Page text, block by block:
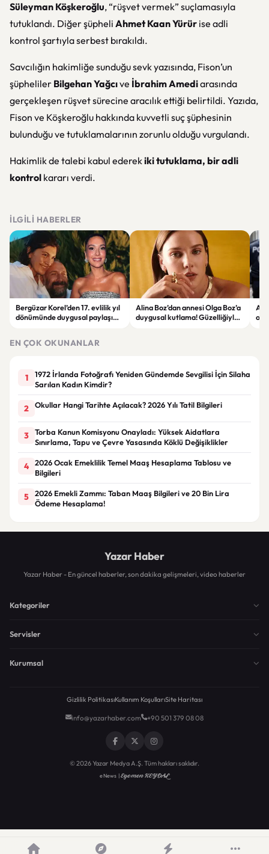
Süleyman Köşkeroğlu, “rüşvet vermek” suçlamasıyla
tutuklandı. Diğer şüpheli Ahmet Kaan Yürür ise adli
kontrol şartıyla serbest bırakıldı.
Savcılığın hakimliğe sunduğu sevk yazısında, Fison’un
şüpheliler Bilgehan Yağcıve İbrahim Amediarasında
gerçekleşen rüşvet sürecine aracılık ettiği belirtildi. Yazıda,
Fison ve Köşkeroğlu hakkında kuvvetli suç şüphesinin
bulunduğu ve tutuklamalarının zorunlu olduğu vurgulandı.
Hakimlik de talebi kabul ederekiki tutuklama, bir adli
kontrol kararı verdi.
İLGILI HABERLER
Bergüzar Korel’den 17. evlilik yıl
dönümünde duygusal paylaşım!
Alina Boz’dan annesi Olga Boz’a
duygusal kutlama! Güzelliğiyle
EN ÇOK OKUNANLAR
1
1972 İrlanda Fotoğrafı Yeniden Gündemde Sevgilisi İçin Silaha
Sarılan Kadın Kimdir?
2 Okullar Hangi Tarihte Açılacak? 2026 Yılı Tatil Bilgileri
3
Torba Kanun Komisyonu Onayladı: Yüksek Aidatlara
Sınırlama, Tapu ve Çevre Yasasında Köklü Değişiklikler
4
2026 Ocak Emeklilik Temel Maaş Hesaplama Tablosu ve
Bilgileri
5
2026 Emekli Zammı: Taban Maaş Bilgileri ve 20 Bin Lira
Ödeme Hesaplama!
Yazar Haber
Yazar Haber - En güncel haberler, son dakika gelişmeleri, video haberler
Kategoriler
Servisler
Kurumsal
Gizlilik PolitikasıKullanım KoşullarıSite Haritası
info@yazarhaber.com +90 501 379 08 08
© 2026 Yazar Medya A.Ş. Tüm hakları saklıdır.
eNews |Egemen KEYDAL